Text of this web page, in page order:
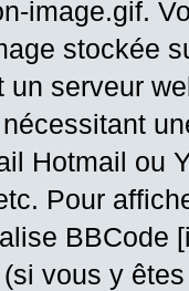
image.gif.
stockée
un serveur
Hotmail ou
Pour
BBCode
vous y